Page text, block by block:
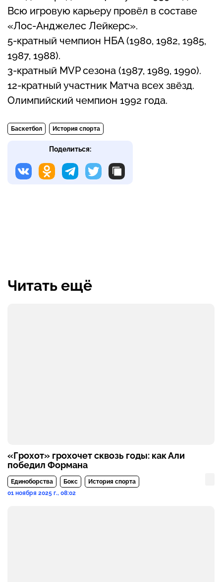
Всю игровую карьеру провёл в составе
«Лос-Анджелес Лейкерс».
5-кратный чемпион НБА (1980, 1982, 1985,
1987, 1988).
3-кратный MVP сезона (1987, 1989, 1990).
12-кратный участник Матча всех звёзд.
Олимпийский чемпион 1992 года.
Баскетбол История спорта
Поделиться:
Читать ещё
«Грохот» грохочет сквозь годы: как Али
победил Формана
Единоборства Бокс
История спорта
01 ноября 2025 г., 08:02